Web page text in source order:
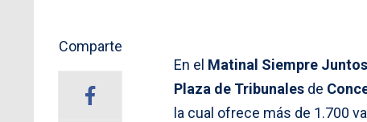
Comparte
En el Matinal Siempre Juntos
Plaza de Tribunales de
la cual ofrece más de 1.700